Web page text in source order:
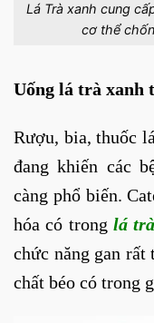
Lá Trà xanh cung
cơ thể
Uống lá trà xanh
Rượu, bia, thuốc
đang khiến các
càng phổ biến.
hóa có tronglá
chức năng gan
chất béo có trong